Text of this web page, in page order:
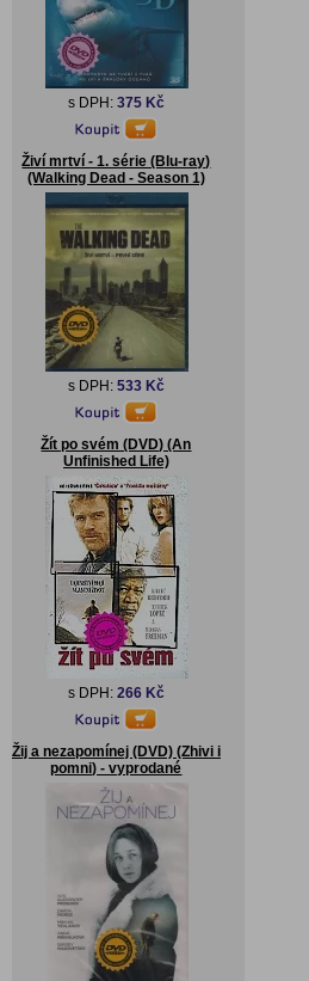
s DPH: 375 Kč
Živí mrtví - 1. série (Blu-ray)
(Walking Dead - Season 1)
s DPH: 533 Kč
Žít po svém (DVD) (An
Unfinished Life)
s DPH: 266 Kč
Žij a nezapomínej (DVD) (Zhivi i
pomni) - vyprodané